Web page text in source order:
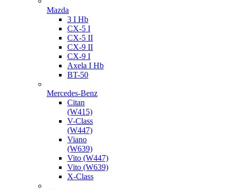
Mazda
3 I Hb
CX-5 I
CX-5 II
CX-9 II
CX-9 I
Axela I Hb
BT-50
Mercedes-Benz
Citan
(W415)
V-Class
(W447)
Viano
(W639)
Vito (W447)
Vito (W639)
X-Class